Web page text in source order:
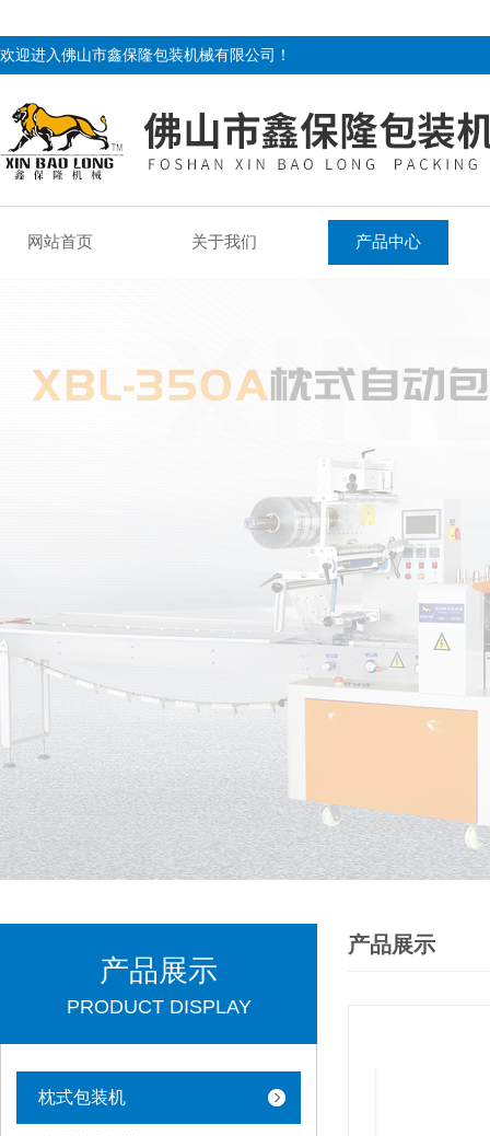
欢迎进入佛山市鑫保隆包装机械有限公司！
网站首页 关于我们 产品中心
产品展示
PRODUCT DISPLAY
枕式包装机
产品展示